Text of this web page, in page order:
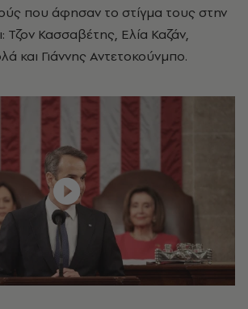
που άφησαν το στίγμα τους στην
Τζον Κασσαβέτης, Ελία Καζάν,
και Γιάννης Αντετοκούνμπο.